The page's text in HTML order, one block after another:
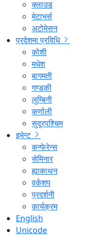
क्लाउड
मेटाभर्स
अटोमेसन
प्रदेशमा प्रविधि
कोशी
मधेश
बागमती
गण्डकी
लुम्बिनी
कर्णाली
सुदूरपश्चिम
इभेन्ट
कन्फेरेन्स
सेमिनार
ह्याकाथन
वर्कशप
प्रदर्शनी
कार्यक्रम
English
Unicode